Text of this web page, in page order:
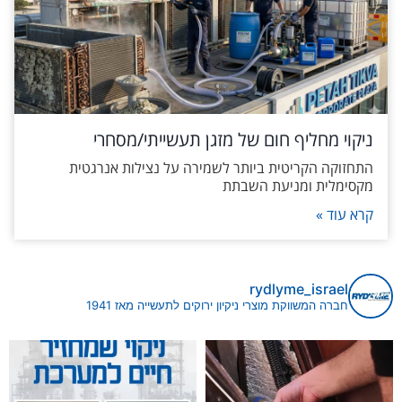
ניקוי מחליף חום של מזגן תעשייתי/מסחרי
התחזוקה הקריטית ביותר לשמירה על נצילות אנרגטית
מקסימלית ומניעת השבתת
קרא עוד »
rydlyme_israel
חברה המשווקת מוצרי ניקיון ירוקים לתעשייה מאז 1941
במערכות קירור ומיזוג היא לא